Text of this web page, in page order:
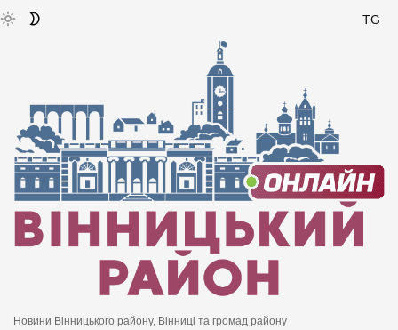
TG
Новини Вінницького району, Вінниці та громад району